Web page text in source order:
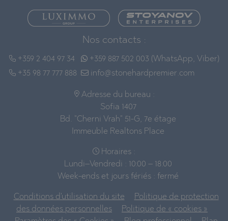
Nos contacts :
+359 2 404 97 34
+35 98 77 777 888
+359 887 502 003 (WhatsApp, Viber)
info@stonehardpremier.com
Adresse du bureau :
Sofia 1407
Bd. "Cherni Vrah" 51-G, 7e étage
Immeuble Realtons Place
Horaires :
Lundi–Vendredi : 10:00 – 18:00
Week-ends et jours fériés : fermé
Conditions d'utilisation du site
Politique de protection
des données personnelles
Politique de « cookies »